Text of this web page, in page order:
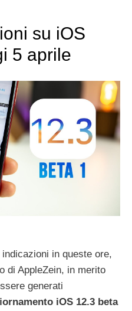
su iOS
5 aprile
in queste ore,
di AppleZein, in merito
generati
iOS 12.3 beta